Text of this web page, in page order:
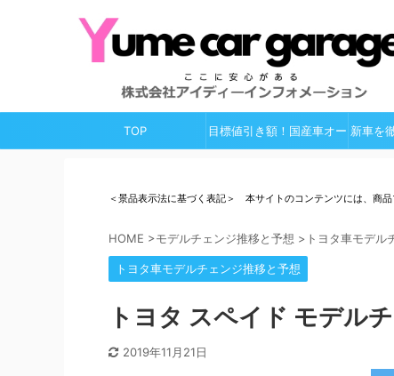
TOP 目標値引き額！国産車オー 新車を
＜景品表示法に基づく表記＞ 本サイトのコンテンツには、商品
HOME >モデルチェンジ推移と予想 > トヨタ車モデル
トヨタ車モデルチェンジ推移と予想
トヨタ スペイド モデル
2019年11月21日